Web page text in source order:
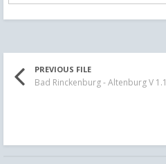
PREVIOUS FILE
Bad Rinckenburg - Altenburg V 1.1